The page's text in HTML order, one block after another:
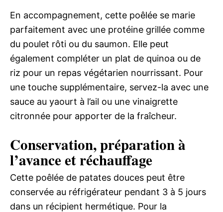
En accompagnement, cette poêlée se marie
parfaitement avec une protéine grillée comme
du poulet rôti ou du saumon. Elle peut
également compléter un plat de quinoa ou de
riz pour un repas végétarien nourrissant. Pour
une touche supplémentaire, servez-la avec une
sauce au yaourt à l’ail ou une vinaigrette
citronnée pour apporter de la fraîcheur.
Conservation, préparation à
l’avance et réchauffage
Cette poêlée de patates douces peut être
conservée au réfrigérateur pendant 3 à 5 jours
dans un récipient hermétique. Pour la